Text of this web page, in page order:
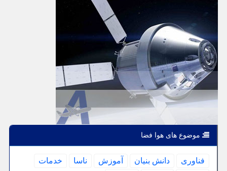
موضوع های هوا فضا
فناوری دانش بنیان آموزش ناسا
خدمات